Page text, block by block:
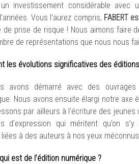
investissement considérable avec
Vous l’aurez compris, FABERT
de prise de risque ! Nous aimons faire
de représentations que nous nous
les évolutions significatives des
avons démarré avec des
Nous avons ensuite élargi notre
par ailleurs à l’écriture des
d’expression qui méritent qu’on
à des auteurs à nos yeux
est de l’édition numérique ?